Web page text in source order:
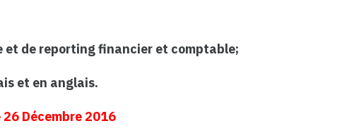
et de reporting financier et comptable;
et en anglais.
Décembre 2016